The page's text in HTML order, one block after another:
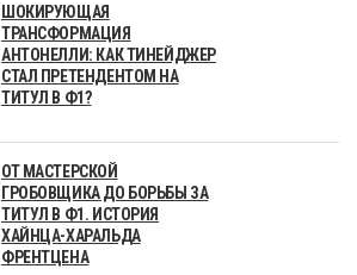
ШОКИРУЮЩАЯ
ТРАНСФОРМАЦИЯ
АНТОНЕЛЛИ: КАК ТИНЕЙДЖЕР
СТАЛ ПРЕТЕНДЕНТОМ НА
ТИТУЛ В Ф1?
ОТ МАСТЕРСКОЙ
ГРОБОВЩИКА ДО БОРЬБЫ ЗА
ТИТУЛ В Ф1. ИСТОРИЯ
ХАЙНЦА-ХАРАЛЬДА
ФРЕНТЦЕНА